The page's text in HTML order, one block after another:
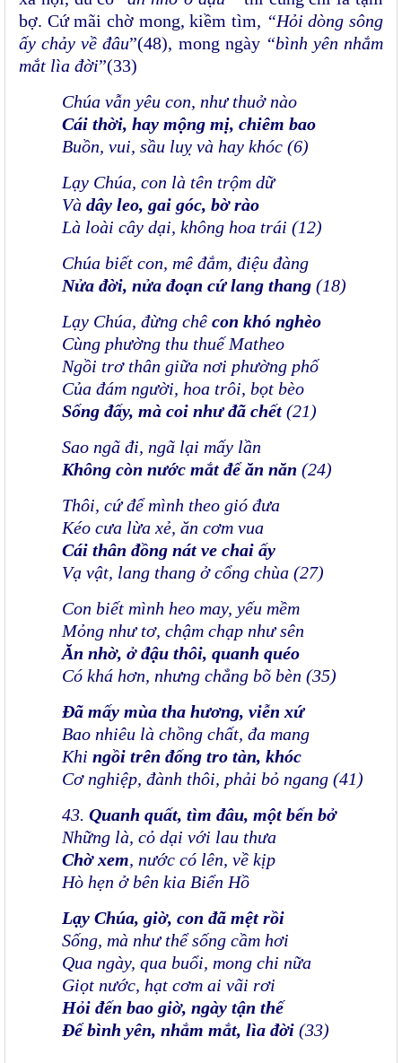
bợ. Cứ mãi chờ mong, kiềm tìm, “Hỏi dòng sông
ấy chảy về đâu”(48), mong ngày“bình yên nhắm
mắt lìa đời”(33)
Chúa vẫn yêu con, như thuở nào
Cái thời, hay mộng mị, chiêm bao
Buồn, vui, sầu luỵ và hay khóc (6)
Lạy Chúa, con là tên trộm dữ
Và dây leo, gai góc, bờ rào
Là loài cây dại, không hoa trái (12)
Chúa biết con, mê đắm, điệu đàng
Nửa đời, nửa đoạn cứ lang thang (18)
Lạy Chúa, đừng chê con khó nghèo
Cùng phường thu thuế Matheo
Ngồi trơ thân giữa nơi phường phố
Của đám người, hoa trôi, bọt bèo
Sống đấy, mà coi như đã chết (21)
Sao ngã đi, ngã lại mấy lần
Không còn nước mắt để ăn năn (24)
Thôi, cứ để mình theo gió đưa
Kéo cưa lừa xẻ, ăn cơm vua
Cái thân đồng nát ve chai ấy
Vạ vật, lang thang ở cổng chùa (27)
Con biết mình heo may, yếu mềm
Mỏng như tơ, chậm chạp như sên
Ăn nhờ, ở đậu thôi, quanh quéo
Có khá hơn, nhưng chẳng bõ bèn (35)
Đã mấy mùa tha hương, viễn xứ
Bao nhiêu là chồng chất, đa mang
Khi ngồi trên đống tro tàn, khóc
Cơ nghiệp, đành thôi, phải bỏ ngang (41)
43. Quanh quất, tìm đâu, một bến bở
Những là, cỏ dại với lau thưa
Chờ xem, nước có lên, về kịp
Hò hẹn ở bên kia Biển Hồ
Lạy Chúa, giờ, con đã mệt rồi
Sống, mà như thể sống cầm hơi
Qua ngày, qua buổi, mong chi nữa
Giọt nước, hạt cơm ai vãi rơi
Hỏi đến bao giờ, ngày tận thế
Để bình yên, nhắm mắt, lìa đời (33)